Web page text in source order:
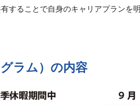
することで自身のキャリアプランを
ラム）の内容